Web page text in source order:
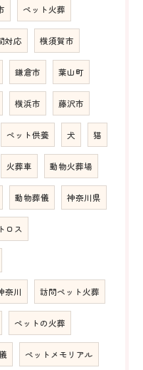
ペット火葬
対応 横須賀市
鎌倉市 葉山町
横浜市 藤沢市
ペット供養 犬 猫
火葬車 動物火葬場
動物葬儀 神奈川県
ロス
奈川 訪問ペット火葬
ペットの火葬
ペットメモリアル